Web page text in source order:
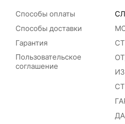
Способы оплаты
Способы доставки
Гарантия
Пользовательское
соглашение